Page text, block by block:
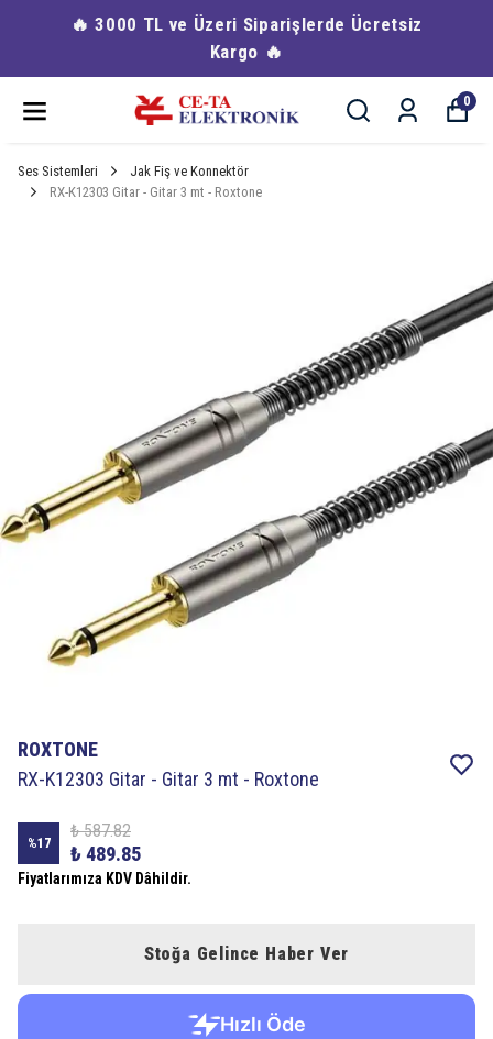
🔥 3000 TL ve Üzeri Siparişlerde Ücretsiz
Kargo 🔥
0
Ses Sistemleri
Jak Fiş ve Konnektör
RX-K12303 Gitar - Gitar 3 mt - Roxtone
ROXTONE
RX-K12303 Gitar - Gitar 3 mt - Roxtone
%17
₺ 587.82
₺ 489.85
Fiyatlarımıza KDV Dâhildir.
Stoğa Gelince Haber Ver